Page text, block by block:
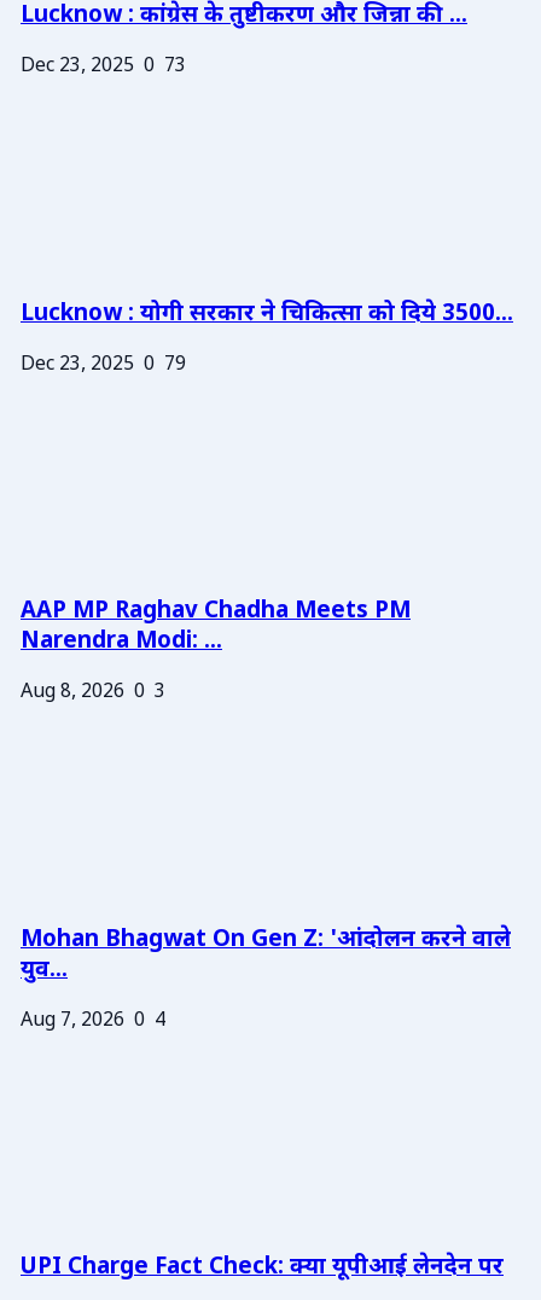
Lucknow : कांग्रेस के तुष्टीकरण और जिन्ना की ...
Dec 23, 2025 0 73
Lucknow : योगी सरकार ने चिकित्सा को दिये 3500...
Dec 23, 2025 0 79
AAP MP Raghav Chadha Meets PM
Narendra Modi: ...
Aug 8, 2026 0 3
Mohan Bhagwat On Gen Z: 'आंदोलन करने वाले
युव...
Aug 7, 2026 0 4
UPI Charge Fact Check: क्या यूपीआई लेनदेन पर